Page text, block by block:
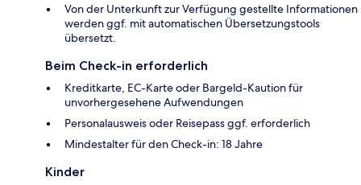
Von der Unterkunft zur Verfügung gestellte Informationen
werden ggf. mit automatischen Übersetzungstools
übersetzt.
Beim Check-in erforderlich
Kreditkarte, EC-Karte oder Bargeld-Kaution für
unvorhergesehene Aufwendungen
Personalausweis oder Reisepass ggf. erforderlich
Mindestalter für den Check-in: 18 Jahre
Kinder